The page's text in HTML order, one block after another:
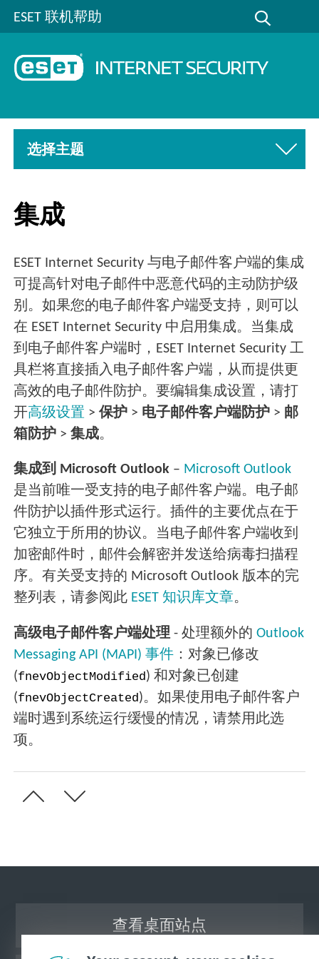
ESET 联机帮助
选择主题
集成
ESET Internet Security 与电子邮件客户端的集成
可提高针对电子邮件中恶意代码的主动防护级
别。如果您的电子邮件客户端受支持，则可以
在 ESET Internet Security 中启用集成。当集成
到电子邮件客户端时，ESET Internet Security 工
具栏将直接插入电子邮件客户端，从而提供更
高效的电子邮件防护。要编辑集成设置，请打
开高级设置 >保护 > 电子邮件客户端防护 > 邮
箱防护 >集成。
集成到 Microsoft Outlook – Microsoft Outlook
是当前唯一受支持的电子邮件客户端。电子邮
件防护以插件形式运行。插件的主要优点在于
它独立于所用的协议。当电子邮件客户端收到
加密邮件时，邮件会解密并发送给病毒扫描程
序。有关受支持的 Microsoft Outlook 版本的完
整列表，请参阅此 ESET 知识库文章。
高级电子邮件客户端处理 - 处理额外的Outlook
Messaging API (MAPI) 事件 ：对象已修改
(fnevObjectModified) 和对象已创建
(fnevObjectCreated)。如果使用电子邮件客户
端时遇到系统运行缓慢的情况，请禁用此选
项。
查看桌面站点